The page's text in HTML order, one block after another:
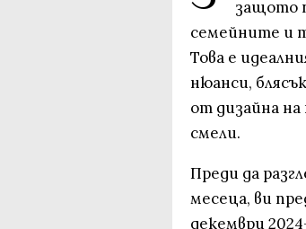
защото
семейните и
Това е
нюанси,
от дизайна
смели.
Преди да
месеца, ви
декември